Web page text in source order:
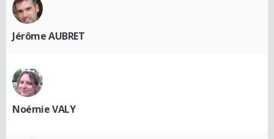
Jérôme AUBRET
Noémie VALY